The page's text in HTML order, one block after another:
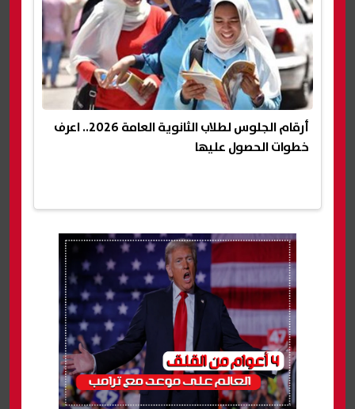
أرقام الجلوس لطلاب الثانوية العامة 2026.. اعرف
خطوات الحصول عليها